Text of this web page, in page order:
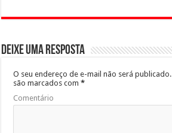
Deixe uma resposta
O seu endereço de e-mail não será publicado.
são marcados com*
Comentário